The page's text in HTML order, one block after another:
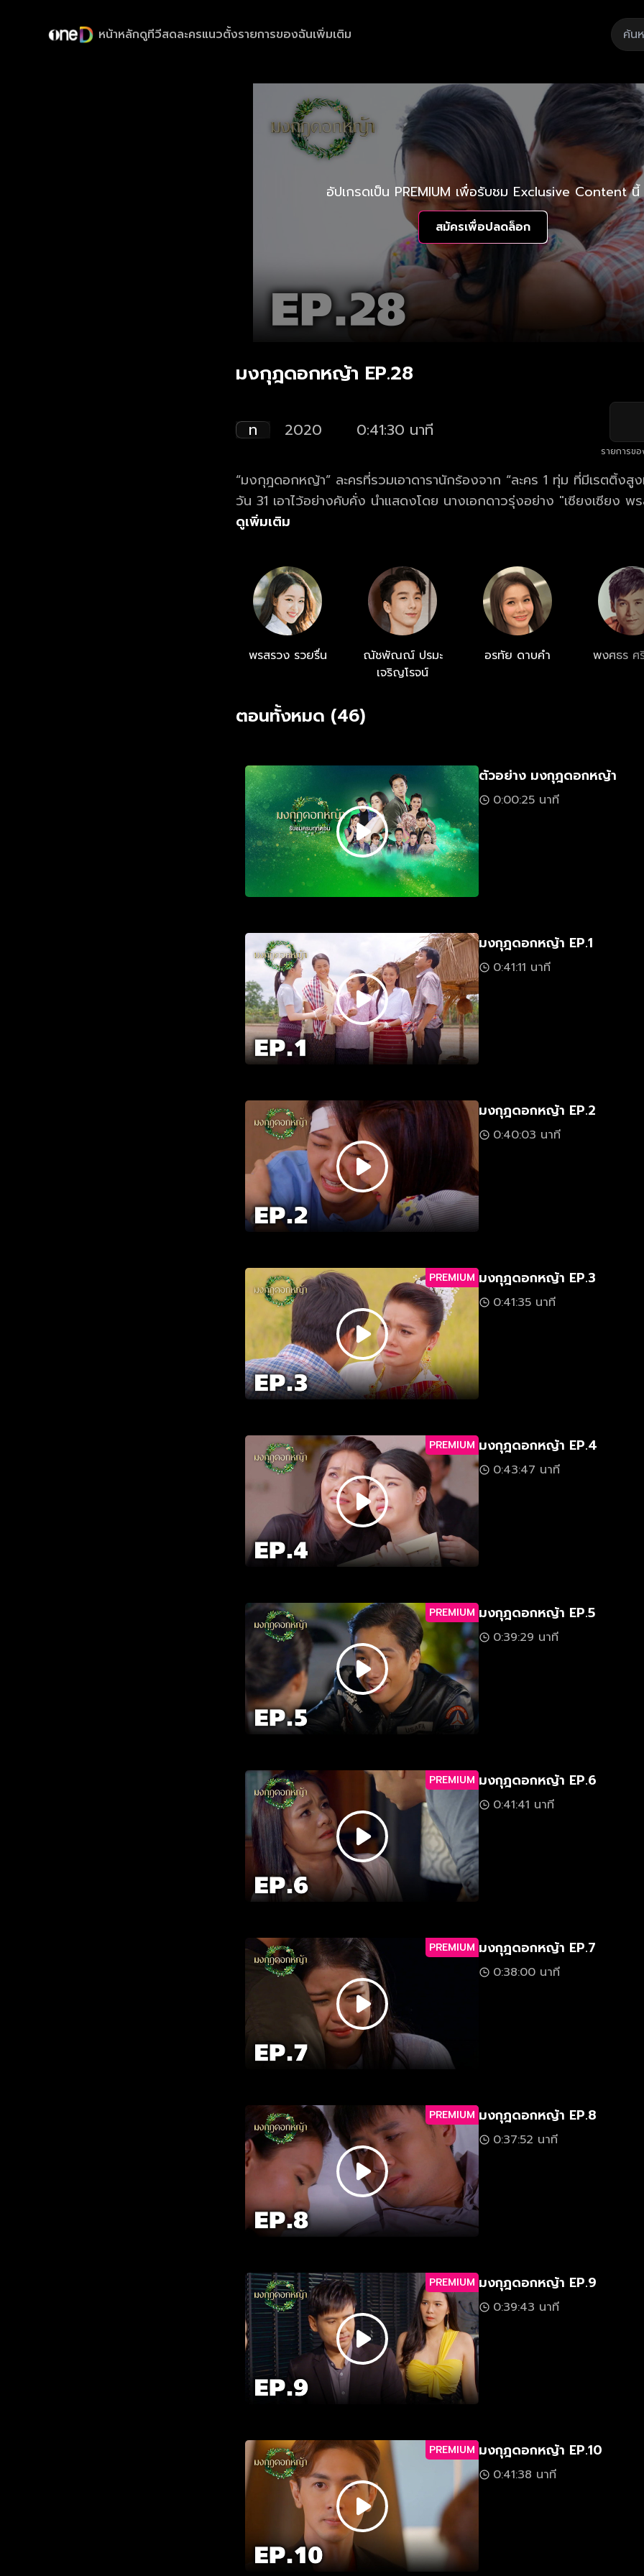
หน้าหลักดูทีวีสดละครแนวตั้งรายการของฉันเพิ่มเติม
อัปเกรดเป็น PREMIUM เพื่อรับชม Exclusive Content นี้
สมัครเพื่อปลดล็อก
มงกุฎดอกหญ้า EP.28
ท 2020 0:41:30 นาที
รายการข
“มงกุฎดอกหญ้า” ละครที่รวมเอาดารานักร้องจาก “ละคร 1 ทุ่ม ที่มีเรตติ้งสู
วัน 31 เอาไว้อย่างคับคั่ง นำแสดงโดย นางเอกดาวรุ่งอย่าง "เซียงเซียง พ
กับ "ปีโป้ ณัชพัณณ์" พระเอกหนุ่มหน้าใสขวัญใจคนดู...เรื่องราวความขัดแย้ง
เห็นใจและพยายามช่วยเหลือนักร้องสาวและเหล่าพี่น้องอย่างสุดกำลัง กลายเ
เสียงเพลงของหมู่เฮาที่น่าติดตาม!
ดูเพิ่มเติม
พรสรวง รวยรื่น
ณัชพัณณ์ ปรมะ
เจริญโรจน์
อรทัย ดาบคำ พงศธร ศ
ตอนทั้งหมด (46)
ตัวอย่าง มงกุฎดอกหญ้า
0:00:25 นาที
มงกุฎดอกหญ้า EP.1
0:41:11 นาที
มงกุฎดอกหญ้า EP.2
0:40:03 นาที
PREMIUM มงกุฎดอกหญ้า EP.3
0:41:35 นาที
PREMIUM มงกุฎดอกหญ้า EP.4
0:43:47 นาที
PREMIUM มงกุฎดอกหญ้า EP.5
0:39:29 นาที
PREMIUM มงกุฎดอกหญ้า EP.6
0:41:41 นาที
PREMIUM มงกุฎดอกหญ้า EP.7
0:38:00 นาที
PREMIUM มงกุฎดอกหญ้า EP.8
0:37:52 นาที
PREMIUM มงกุฎดอกหญ้า EP.9
0:39:43 นาที
PREMIUM มงกุฎดอกหญ้า EP.10
0:41:38 นาที